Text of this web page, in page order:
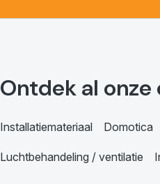
Ontdek al
Installatiemateriaal Domotica
Luchtbehandeling / ventilatie